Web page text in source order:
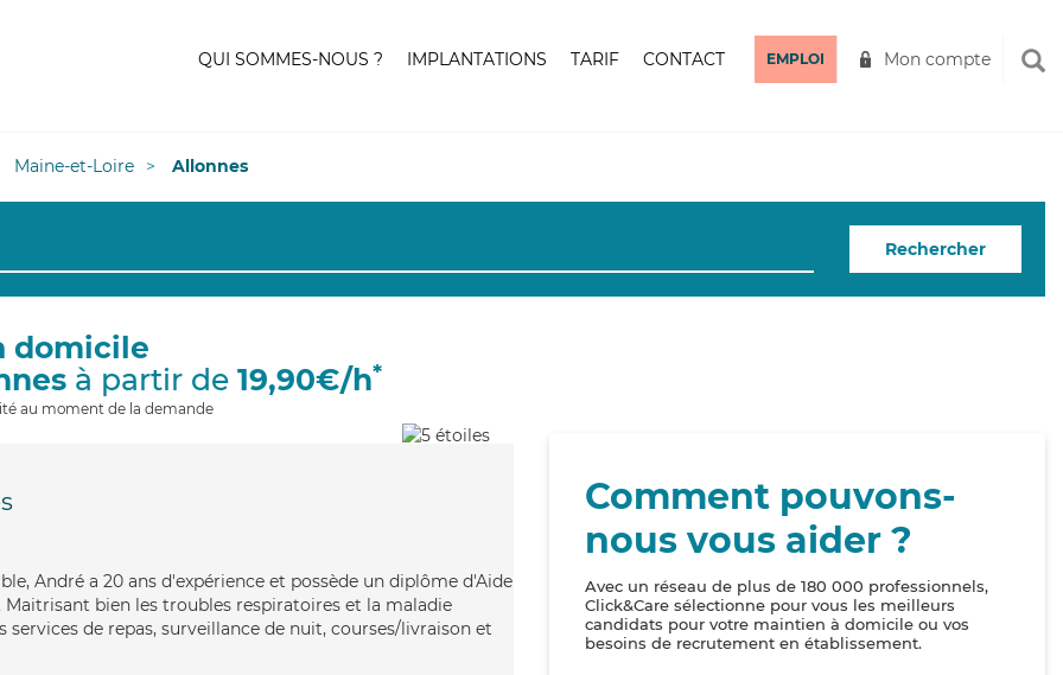
QUI SOMMES-NOUS ? IMPLANTATIONS TARIF CONTACT EMPLOI Mon compte
Maine-et-Loire Allonnes
Rechercher
domicile
à partir de 19,90€/h*
au moment de la demande
André a 20 ans d'expérience et possède un diplôme d'Aide
Maitrisant bien les troubles respiratoires et la maladie
services de repas, surveillance de nuit, courses/livraison et
Comment pouvons-
nous vous aider ?
Avec un réseau de plus de 180 000 professionnels,
Click&Care sélectionne pour vous les meilleurs
candidats pour votre maintien à domicile ou vos
besoins de recrutement en établissement.